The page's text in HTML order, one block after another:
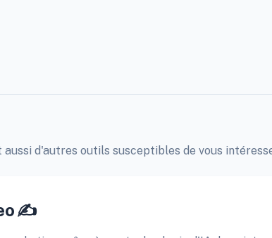
d'autres outils susceptibles de vous
✍️